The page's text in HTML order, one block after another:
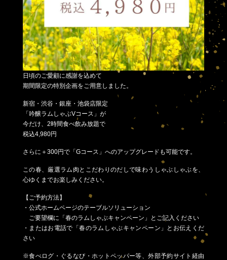
日頃のご愛顧に感謝を込めて
期間限定の特別企画をご用意しました。
新宿・渋谷・銀座・池袋店限定
「吟醸ラムしゃぶVコース」が
今だけ、2時間食べ飲み放題で
税込4,980円
さらに＋300円で「Gコース」へのアップグレードも可能です。
この春、厳選ラム肉とこだわりのだしで味わうしゃぶしゃぶを、
心ゆくまでお楽しみください。
【ご予約方法】
・公式ホームページのテーブルソリューション
ご要望欄に「春のラムしゃぶキャンペーン」とご記入ください
・またはお電話で「春のラムしゃぶキャンペーン」とお伝えくだ
さい
※食べログ・ぐるなび・ホットペッパー等、外部予約サイト経由